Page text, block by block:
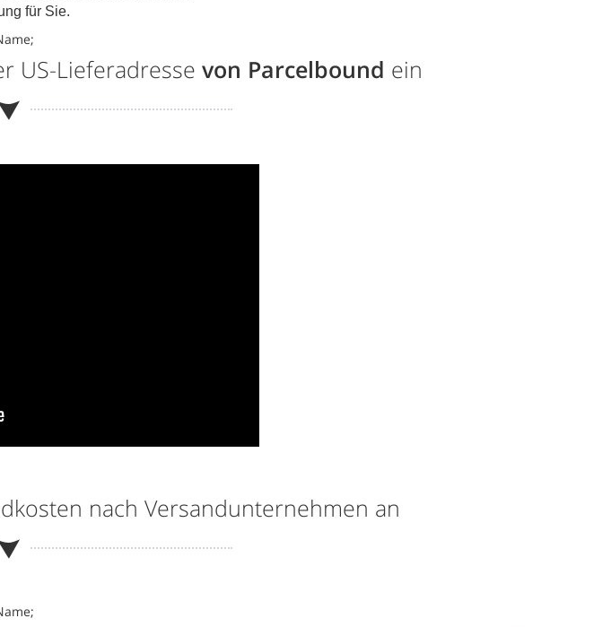
für Sie.
US-Lieferadresse von Parcelbound ein
nach Versandunternehmen an